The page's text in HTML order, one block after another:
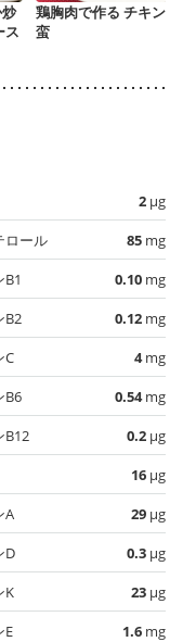
ス
鶏胸肉で作る チキン南
蛮
2 µg
ロール
85 mg
B1
0.10 mg
B2
0.12 mg
C
4mg
B6
0.54mg
B12
0.2 µg
16 µg
A
29 µg
D
0.3 µg
K
23 µg
E
1.6 mg